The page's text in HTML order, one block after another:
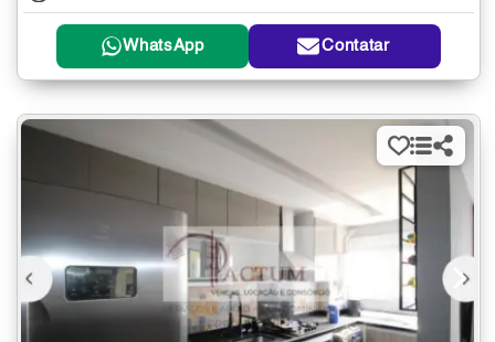
WhatsApp Contatar